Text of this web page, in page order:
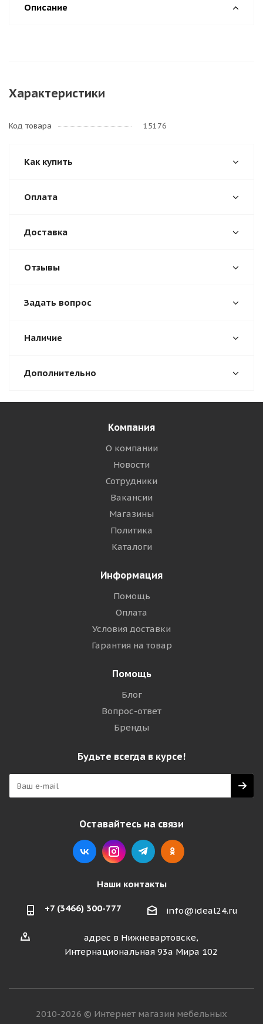
Описание
Характеристики
Код товара 15176
Как купить
Оплата
Доставка
Отзывы
Задать вопрос
Наличие
Дополнительно
Компания
О компании
Новости
Сотрудники
Вакансии
Магазины
Политика
Каталоги
Информация
Помощь
Оплата
Условия доставки
Гарантия на товар
Помощь
Блог
Вопрос-ответ
Бренды
Будьте всегда в курсе!
Оставайтесь на связи
Наши контакты
+7 (3466) 300-777 info@ideal24.ru
адрес в Нижневартовске,
Интернациональная 93а Мира 102
2010-2026 © Интернет магазин мебельных